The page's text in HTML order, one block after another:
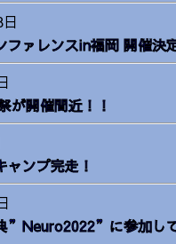
ファレンスin福岡 開催決
が開催間近！！
ャンプ完走！
”Neuro2022”に参加し